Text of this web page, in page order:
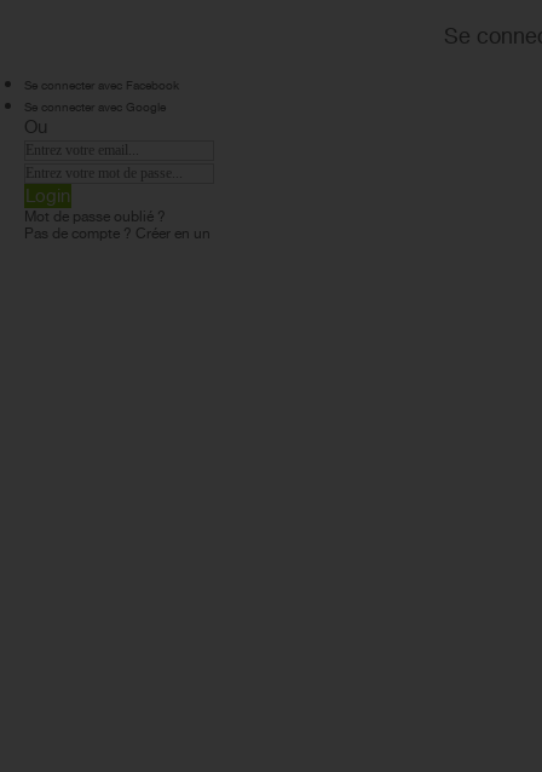
Se
Se connecter avec Facebook
Se connecter avec Google
Ou
Login
Mot de passe oublié ?
Pas de compte ? Créer en un